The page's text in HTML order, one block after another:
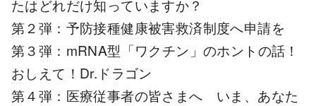
たはどれだけ知っていますか？
第２弾：予防接種健康被害救済制度へ申請を
第３弾：mRNA型「ワクチン」のホントの話！
おしえて！Dr.ドラゴン
第４弾： 医療従事者の皆さまへ いま、あなた